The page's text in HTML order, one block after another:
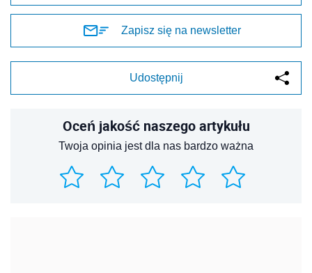
Zapisz się na newsletter
Udostępnij
Oceń jakość naszego artykułu
Twoja opinia jest dla nas bardzo ważna